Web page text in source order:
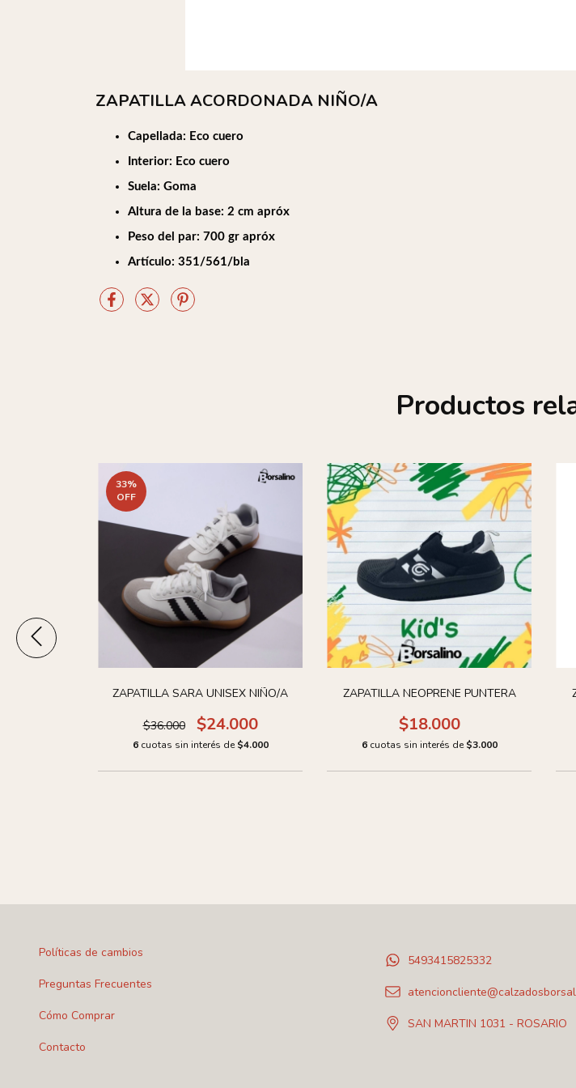
ZAPATILLA ACORDONADA NIÑO/A
Capellada: Eco cuero
Interior: Eco cuero
Suela: Goma
Altura de la base: 2 cm apróx
Peso del par: 700 gr apróx
Artículo: 351/561/bla
Productos
33%
OFF
ZAPATILLA SARA UNISEX NIÑO/A
$36.000 $24.000
6 cuotas sin interés de $4.000
ZAPATILLA NEOPRENE PUNTERA
$18.000
6 cuotas sin interés de $3.000
Políticas de cambios
Preguntas Frecuentes
Cómo Comprar
Contacto
5493415825332
SAN MARTIN 1031 - ROSARIO